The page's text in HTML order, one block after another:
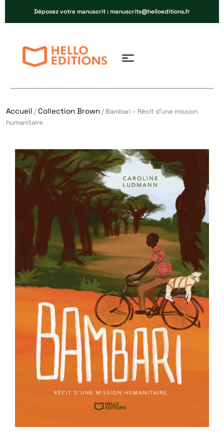
Déposez votre manuscrit : manuscrits@helloeditions.fr
Accueil /Collection Brown / Bambari – Récit d’une mission
humanitaire